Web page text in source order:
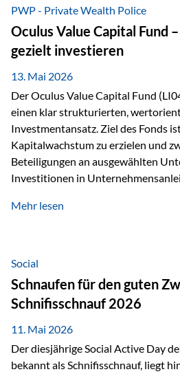
klassischer „Sicherheitsanker“ gilt,
Palladium zusätzlich die Chance,
Entwicklungen zu profitieren. Die
nur durch Anleger, sondern vor
Gerade in…
PWP - Private Wealth Police
Oculus Value Capital Fund
gezielt investieren
13. Mai 2026
Der Oculus Value Capital Fund
einen klar strukturierten,
Investmentansatz. Ziel des Fonds
Kapitalwachstum zu erzielen und
Beteiligungen an ausgewählten
Investitionen in
Marktbewegungen stehen im Fokus,
innerhalb der Private Wealth Police
der Oculus Value Capital Fund für
orientierten Value-Investing-Ansatz
fundamentale
Wertentwicklung. Der
mit Weitblick Im Zentrum steht ein…
Mehr lesen
Social
Schnaufen für den guten
Schnifisschnauf 2026
11. Mai 2026
Der diesjährige Social Active Day
bekannt als Schnifisschnauf, liegt